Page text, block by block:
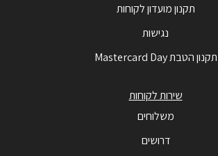
תקנון מועדון לקוחות
נגישות
תקנון הטבת Mastercard Day
שירות לקוחות
משלוחים
דרושים